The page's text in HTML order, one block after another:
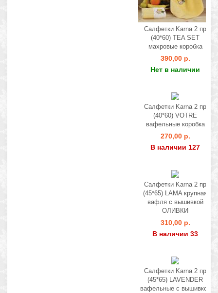
Салфетки Karna 2 пр
(40*60) TEA SET
махровые коробка
390,00 р.
Нет в наличии
Салфетки Karna 2 пр
(40*60) VOTRE
вафельные коробка
270,00 р.
В наличии 127
Салфетки Karna 2 пр
(45*65) LAMA крупная
вафля с вышивкой
ОЛИВКИ
310,00 р.
В наличии 33
Салфетки Karna 2 пр
(45*65) LAVENDER
вафельные с вышивкой